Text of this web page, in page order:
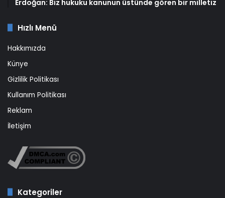
Erdoğan: Biz hukuku kanunun üstünde gören bir milletiz
Hızlı Menü
Hakkımızda
Künye
Gizlilik Politikası
Kullanım Politikası
Reklam
İletişim
Kategoriler